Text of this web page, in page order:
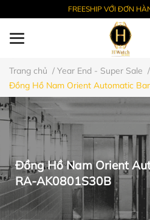
FREESHIP VỚI ĐƠN
Trang chủ / Year End - Super Sale /
Đồng Hồ Nam Orient Automatic
Đồng Hồ Nam Orient
RA-AK0801S30B